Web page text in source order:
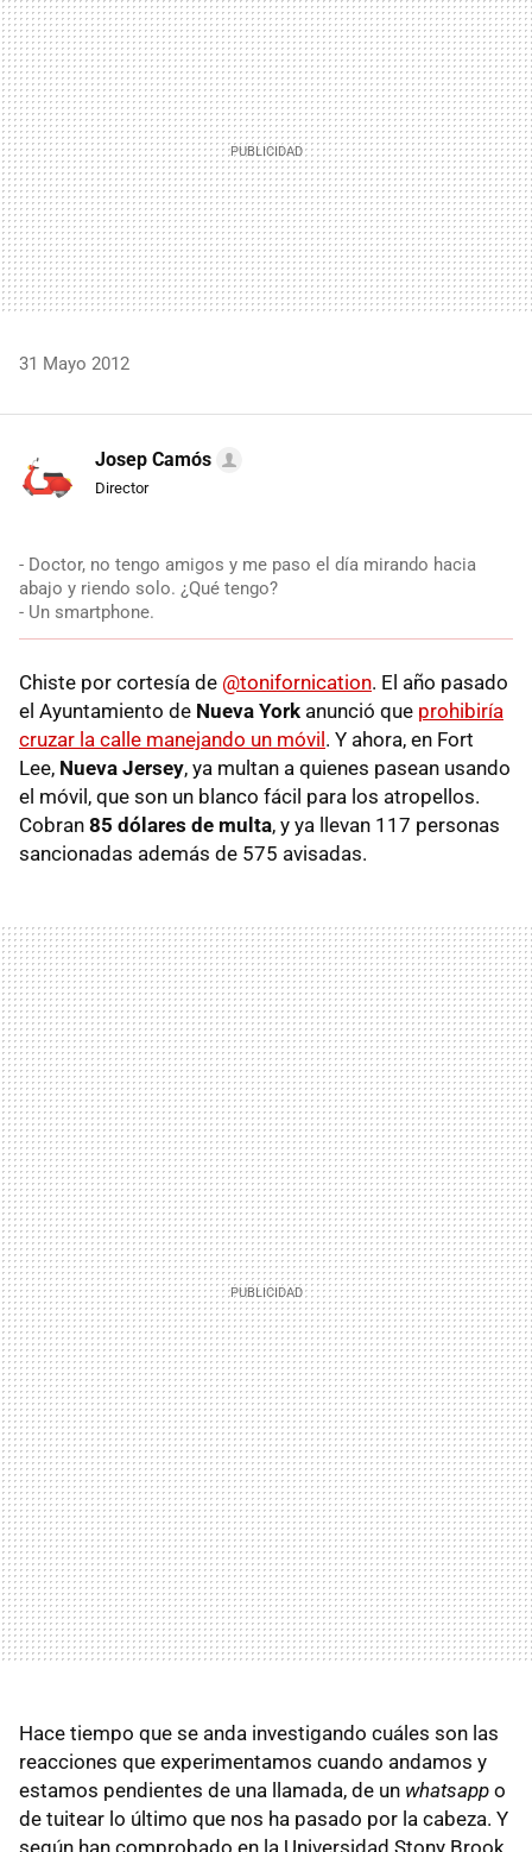
MAIL
31 Mayo 2012
Josep Camós
Director
- Doctor, no tengo amigos y me paso el día mirando hacia
abajo y riendo solo. ¿Qué tengo?
- Un smartphone.
Chiste por cortesía de @tonifornication. El año pasado
el Ayuntamiento de Nueva York anunció que prohibiría
cruzar la calle manejando un móvil. Y ahora, en Fort
Lee, Nueva Jersey, ya multan a quienes pasean usando
el móvil, que son un blanco fácil para los atropellos.
Cobran 85 dólares de multa, y ya llevan 117 personas
sancionadas además de 575 avisadas.
Hace tiempo que se anda investigando cuáles son las
reacciones que experimentamos cuando andamos y
estamos pendientes de una llamada, de un whatsapp o
de tuitear lo último que nos ha pasado por la cabeza. Y
según han comprobado en la Universidad Stony Brook